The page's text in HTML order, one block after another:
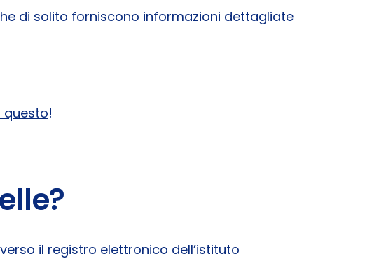
di solito forniscono informazioni dettagliate
questo!
il registro elettronico dell’istituto